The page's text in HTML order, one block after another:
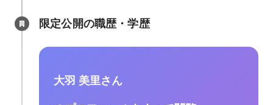
限定公開の職歴・学歴
大羽 美里さん